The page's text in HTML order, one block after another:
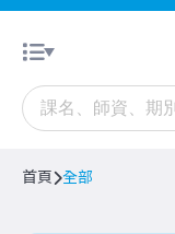
首頁 全部